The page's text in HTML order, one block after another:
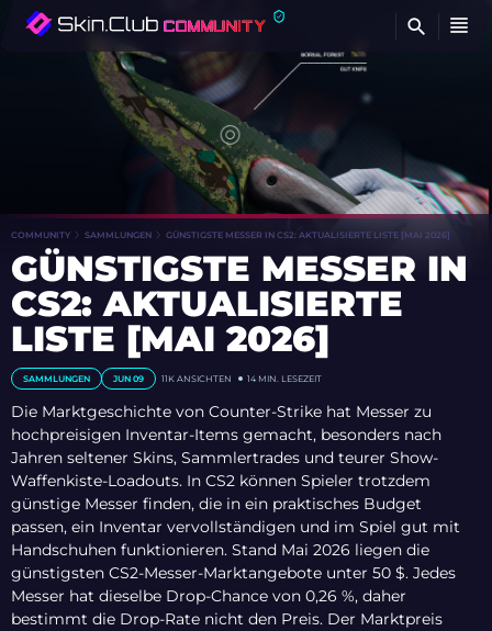
COMMUNITY SAMMLUNGEN GÜNSTIGSTE MESSER IN CS2: AKTUALISIERTE LISTE [MAI 2026]
GÜNSTIGSTE MESSER IN
CS2: AKTUALISIERTE
LISTE [MAI 2026]
SAMMLUNGEN JUN 09 11K ANSICHTEN 14 MIN. LESEZEIT
Die Marktgeschichte von Counter-Strike hat Messer zu
hochpreisigen Inventar-Items gemacht, besonders nach
Jahren seltener Skins, Sammlertrades und teurer Show-
Waffenkiste-Loadouts. In CS2 können Spieler trotzdem
günstige Messer finden, die in ein praktisches Budget
passen, ein Inventar vervollständigen und im Spiel gut mit
Handschuhen funktionieren. Stand Mai 2026 liegen die
günstigsten CS2-Messer-Marktangebote unter 50 $. Jedes
Messer hat dieselbe Drop-Chance von 0,26 %, daher
bestimmt die Drop-Rate nicht den Preis. Der Marktpreis